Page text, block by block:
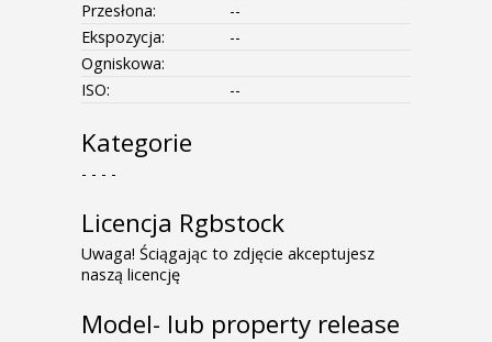
Przesłona:
--
Ekspozycja:
--
Ogniskowa:
ISO:
--
Kategorie
- - - -
Licencja Rgbstock
Uwaga! Ściągając to zdjęcie akceptujesz
naszą licencję
Model- lub property release